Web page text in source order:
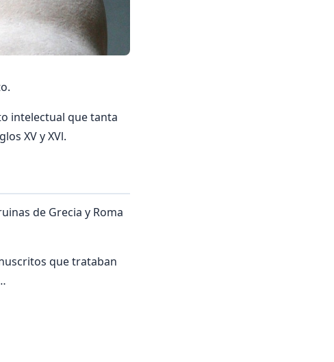
intelectual que tanta
XV y XVl.
de Grecia y Roma
que trataban